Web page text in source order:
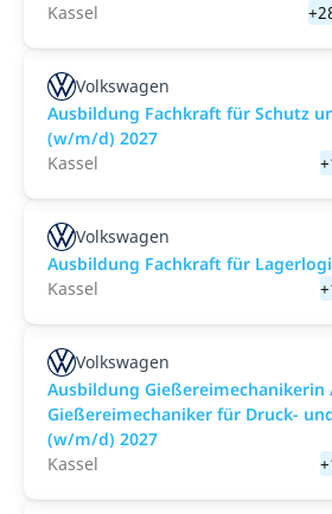
Kassel
Volkswagen
Ausbildung Fachkraft für Schutz
(w/m/d) 2027
Kassel
Volkswagen
Ausbildung Fachkraft für
Kassel
Volkswagen
Ausbildung Gießereimechanikerin
Gießereimechaniker für Druck-
(w/m/d) 2027
Kassel